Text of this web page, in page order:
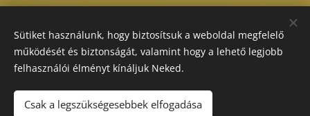
Sütiket használunk, hogy biztosítsuk a weboldal megfelelő
működését és biztonságát, valamint hogy a lehető legjobb
felhasználói élményt kínáljuk Neked.
Csak a legszükségesebbek elfogadása